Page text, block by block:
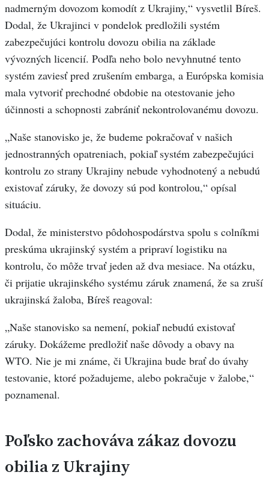
nadmerným dovozom komodít z Ukrajiny,“ vysvetlil Bíreš.
Dodal, že Ukrajinci v pondelok predložili systém
zabezpečujúci kontrolu dovozu obilia na základe
vývozných licencií. Podľa neho bolo nevyhnutné tento
systém zaviesť pred zrušením embarga, a Európska komisia
mala vytvoriť prechodné obdobie na otestovanie jeho
účinnosti a schopnosti zabrániť nekontrolovanému dovozu.
„Naše stanovisko je, že budeme pokračovať v našich
jednostranných opatreniach, pokiaľ systém zabezpečujúci
kontrolu zo strany Ukrajiny nebude vyhodnotený a nebudú
existovať záruky, že dovozy sú pod kontrolou,“ opísal
situáciu.
Dodal, že ministerstvo pôdohospodárstva spolu s colníkmi
preskúma ukrajinský systém a pripraví logistiku na
kontrolu, čo môže trvať jeden až dva mesiace. Na otázku,
či prijatie ukrajinského systému záruk znamená, že sa zruší
ukrajinská žaloba, Bíreš reagoval:
„Naše stanovisko sa nemení, pokiaľ nebudú existovať
záruky. Dokážeme predložiť naše dôvody a obavy na
WTO. Nie je mi známe, či Ukrajina bude brať do úvahy
testovanie, ktoré požadujeme, alebo pokračuje v žalobe,“
poznamenal.
Poľsko zachováva zákaz dovozu
obilia z Ukrajiny